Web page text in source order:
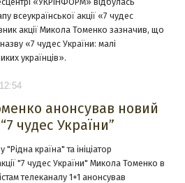
всеукраїнської акції «7 чудес
акції Микола Томенко зазначив, що
«7 чудес України: малі
українців».
анонсував новий
чудес України”
країна" та ініціатор
"7 чудес України" Микола Томенко в
телеканалу 1+1 анонсував